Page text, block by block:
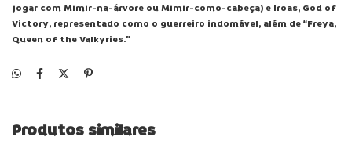
jogar com Mimir-na-árvore ou Mimir-como-cabeça) e Iroas, God of
Victory, representado como o guerreiro indomável, além de “Freya,
Queen of the Valkyries.”
Produtos similares